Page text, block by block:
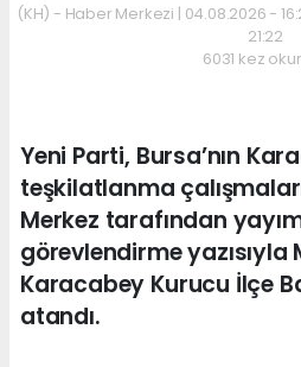
(KH) - Haber Merkezi | 04.08.2026 -
21:22
6031 kez
Yeni Parti, Bursa’nın
teşkilatlanma
Merkez tarafından
görevlendirme
Karacabey Kurucu İlçe
atandı.